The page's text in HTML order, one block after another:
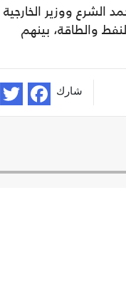
ووزير الخارجية
والطاقة، بينهم
شارك